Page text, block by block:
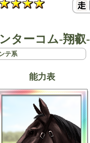
ターコム-翔叡-
テ系
能力表